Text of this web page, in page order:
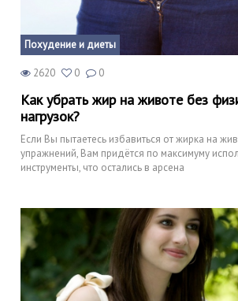
Похудение и диеты
2620 0 0
Как убрать жир на животе без
нагрузок?
Если Вы пытаетесь избавиться от жирка на
упражнений, Вам придётся по максимуму
инструменты, что остались в арсена